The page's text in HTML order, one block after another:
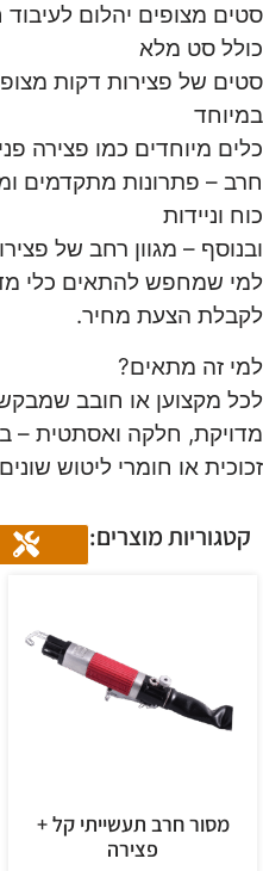
מצופים יהלום לעיבוד
סט מלא
של פצירות דקות
מיוחדים כמו פצירה
– פתרונות מתקדמים
וניידות
– מגוון רחב של
שמחפש להתאים כלי
הצעת מחיר.
זה מתאים?
מקצוען או חובב שמבקש
חלקה ואסתטית –
או חומרי ליטוש שונים.
מוצרים:
מסור חרב תעשייתי קל +
פצירה